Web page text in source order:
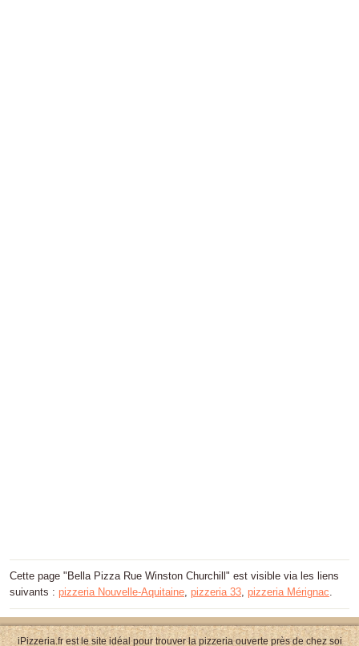
Cette page "Bella Pizza Rue Winston Churchill" est visible via les liens
suivants : pizzeria Nouvelle-Aquitaine pizzeria 33 pizzeria Mérignac
iPizzeria.fr est le site idéal pour trouver la pizzeria ouverte près de chez soi